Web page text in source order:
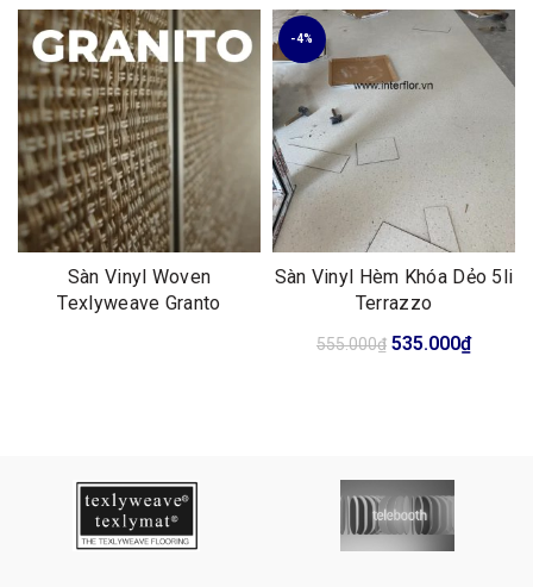
650.000₫.là:
595.000₫.
Sàn Vinyl Woven
Texlyweave Granto
-4%
Sàn Vinyl Hèm Khóa Dẻo 5li
Terrazzo
555.000₫ Giá
535.000₫Giá